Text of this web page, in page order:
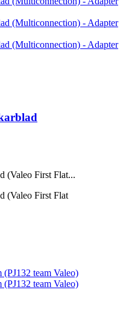
(Valeo First Flat...
(Valeo First Flat